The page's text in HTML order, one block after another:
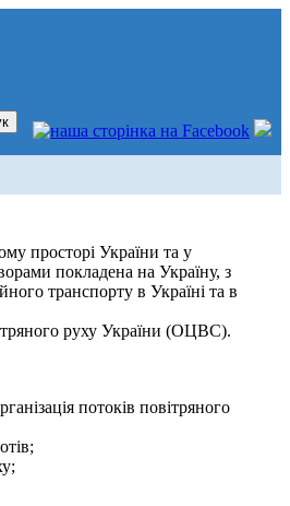
просторі України та у
покладена на Україну, з
транспорту в Україні та в
руху України (ОЦВС).
потоків повітряного